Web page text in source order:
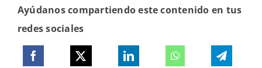
Ayúdanos compartiendo este contenido en tus
redes sociales